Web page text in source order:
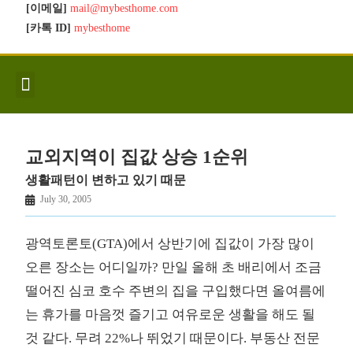
[이메일] mail@mybesthome.com
[카톡 ID] mybesthome
교외지역이 집값 상승 1순위
생활패턴이 변하고 있기 때문
July 30, 2005
광역토론토(GTA)에서 상반기에 집값이 가장 많이
오른 장소는 어디일까? 만일 올해 초 배리에서 조금
떨어진 심코 호수 주변의 집을 구입했다면 올여름에
는 휴가를 마음껏 즐기고 여유로운 생활을 해도 될
것 같다. 무려 22%나 뛰었기 때문이다. 부동산 전문